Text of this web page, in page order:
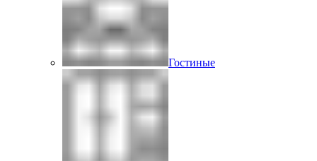
Гостиные